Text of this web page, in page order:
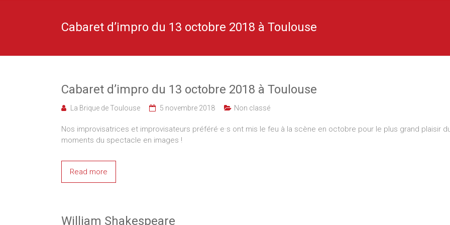
Toulouse
Cabaret d’impro du 13 octobre 2018 à Toulouse
Cabaret d’impro du 13 octobre 2018 à Toulouse
La Brique de Toulouse 5 novembre 2018 Non classé
Nos improvisatrices et improvisateurs préféré·e·s ont mis le feu à la scène en octobre pour le plus grand plaisir
moments du spectacle en images !
Read more
William Shakespeare